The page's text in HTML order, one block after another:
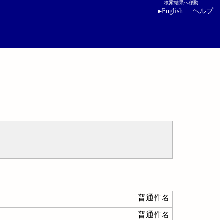
検索結果へ移動
▸English ヘルプ
普通件名
普通件名